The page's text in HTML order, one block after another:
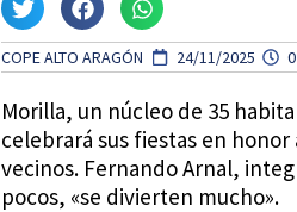
COPE ALTO ARAGÓN 24/11/2025
Morilla, un núcleo de 35
celebrará sus fiestas en
vecinos. Fernando Arnal,
pocos, «se divierten mucho».